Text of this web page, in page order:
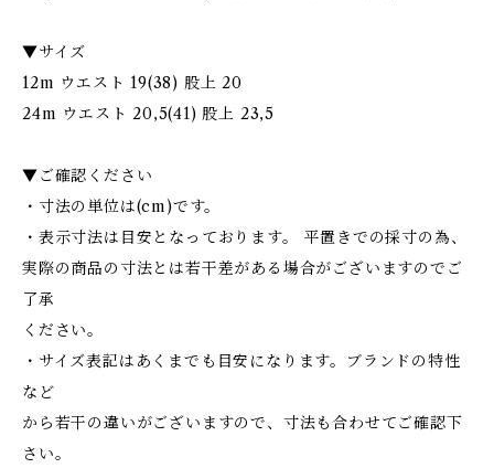
▼サイズ
12m ウエスト 19(38) 股上 20
24m ウエスト 20,5(41) 股上 23,5
▼ご確認ください
・寸法の単位は(cm)です。
・表示寸法は目安となっております。 平置きでの採寸の為、
実際の商品の寸法とは若干差がある場合がございますのでご
了承
ください。
・サイズ表記はあくまでも目安になります。ブランドの特性
など
から若干の違いがございますので、寸法も合わせてご確認下
さい。